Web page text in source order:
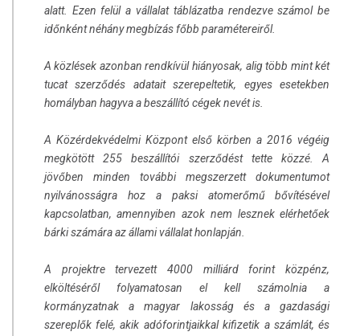
alatt. Ezen felül a vállalat táblázatba rendezve számol be
időnként néhány megbízás főbb paramétereiről.
A közlések azonban rendkívül hiányosak, alig több mint két
tucat szerződés adatait szerepeltetik, egyes esetekben
homályban hagyva a beszállító cégek nevét is.
A Közérdekvédelmi Központ első körben a 2016 végéig
megkötött 255 beszállítói szerződést tette közzé. A
jövőben minden további megszerzett dokumentumot
nyilvánosságra hoz a paksi atomerőmű bővítésével
kapcsolatban, amennyiben azok nem lesznek elérhetőek
bárki számára az állami vállalat honlapján.
A projektre tervezett 4000 milliárd forint közpénz,
elköltéséről folyamatosan el kell számolnia a
kormányzatnak a magyar lakosság és a gazdasági
szereplők felé, akik adóforintjaikkal kifizetik a számlát, és